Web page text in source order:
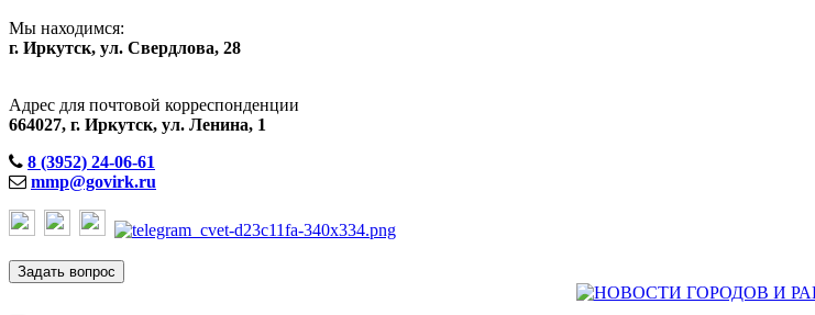
Мы находимся:
г. Иркутск, ул. Свердлова, 28
Адрес для почтовой корреспонденции
664027, г. Иркутск, ул. Ленина, 1
8 (3952) 24-06-61
mmp@govirk.ru
Задать вопрос